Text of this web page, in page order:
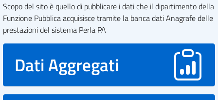
Scopo del sito è quello di pubblicare i dati che il dipartimento della
Funzione Pubblica acquisisce tramite la banca dati Anagrafe delle
prestazioni del sistema Perla PA
Dati Aggregati